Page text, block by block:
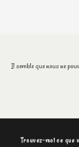
Il semble que nous ne
Trouvez-moi ce que